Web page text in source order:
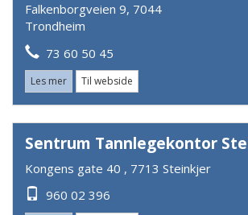
Falkenborgveien 9, 7044
Trondheim
73 60 50 45
Les mer Til webside
Sentrum Tannlegekontor
Kongens gate 40 , 7713 Steinkjer
960 02 396